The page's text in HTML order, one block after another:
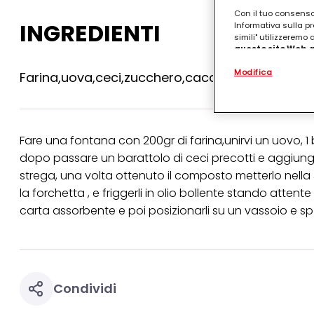
INGREDIENTI
Farina,uova,ceci,zucchero,cacao amaro ,
Fare una fontana con 200gr di farina,unirvi un uovo,
dopo passare un barattolo di ceci precotti e
strega, una volta ottenuto il composto metterlo
la forchetta , e friggerli in olio bollente stando
carta assorbente e poi posizionarli su un vassoio e
Condividi
Con il tuo
Informativa sulla
simili" utilizzeremo
questo sito
.
(rispettivamente
terzi, conservare
Puoi trovare
collegata nel piè
qualsiasi
collegata nel piè di
periodo di
"modifica" di
per uno o più degli
Modifica